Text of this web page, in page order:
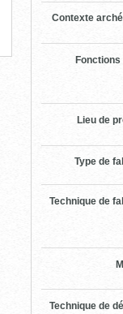
Contexte
Fonctions
Lieu de
Type de
Technique de
Technique de